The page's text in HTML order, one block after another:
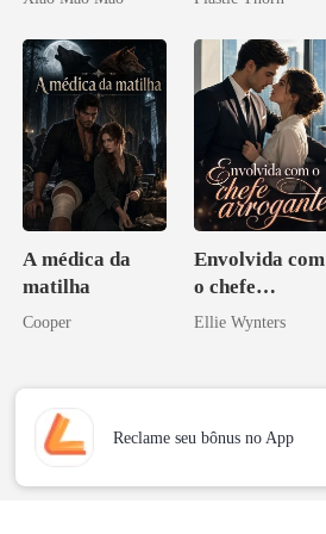
Rival do Meu
Ex
A médica da
matilha
Cooper
Envolvida com
o chefe
arrogante
Ellie Wynters
Reclame seu bônus no App